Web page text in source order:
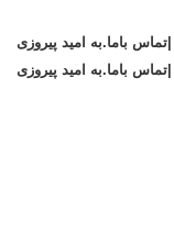
تماس باما.به امید پیروزی
تماس باما.به امید پیروزی